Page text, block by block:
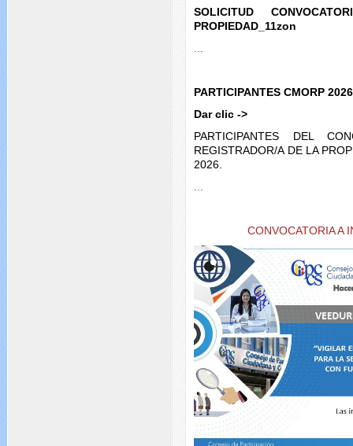
SOLICITUD
PROPIEDAD_11zon
PARTICIPANTES CMORP 2026
Dar clic ->
PARTICIPANTES DEL
REGISTRADOR/A DE LA
2026.
CONVOCATORIA A